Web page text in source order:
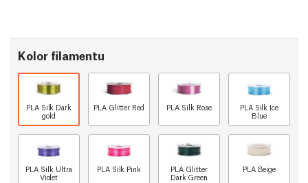
Kolor filamentu
PLA Silk Dark
gold
PLA Glitter Red PLA Silk Rose
PLA Silk Ice
Blue
PLA Silk Ultra
Violet
PLA Silk Pink
PLA Glitter
Dark Green
PLA Beige